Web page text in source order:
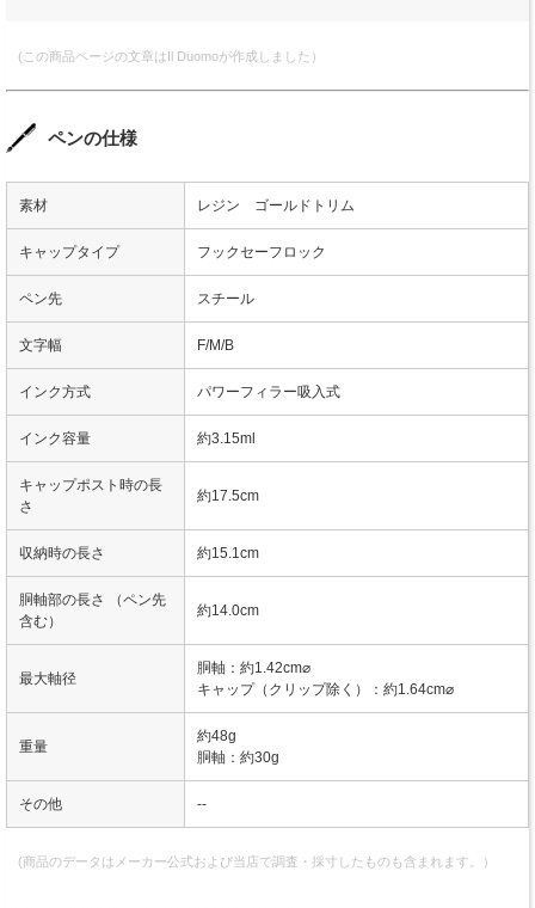
(この商品ページの文章はIl Duomoが作成しました）
ペンの仕様
素材 レジン ゴールドトリム
キャップタイプ フックセーフロック
ペン先 スチール
文字幅 F/M/B
インク方式 パワーフィラー吸入式
インク容量 約3.15ml
キャップポスト時の長
さ
約17.5cm
収納時の長さ 約15.1cm
胴軸部の長さ （ペン先
含む）
約14.0cm
最大軸径
胴軸：約1.42cm⌀
キャップ（クリップ除く）：約1.64cm⌀
重量
約48g
胴軸：約30g
その他 --
(商品のデータはメーカー公式および当店で調査・採寸したものも含まれます。）